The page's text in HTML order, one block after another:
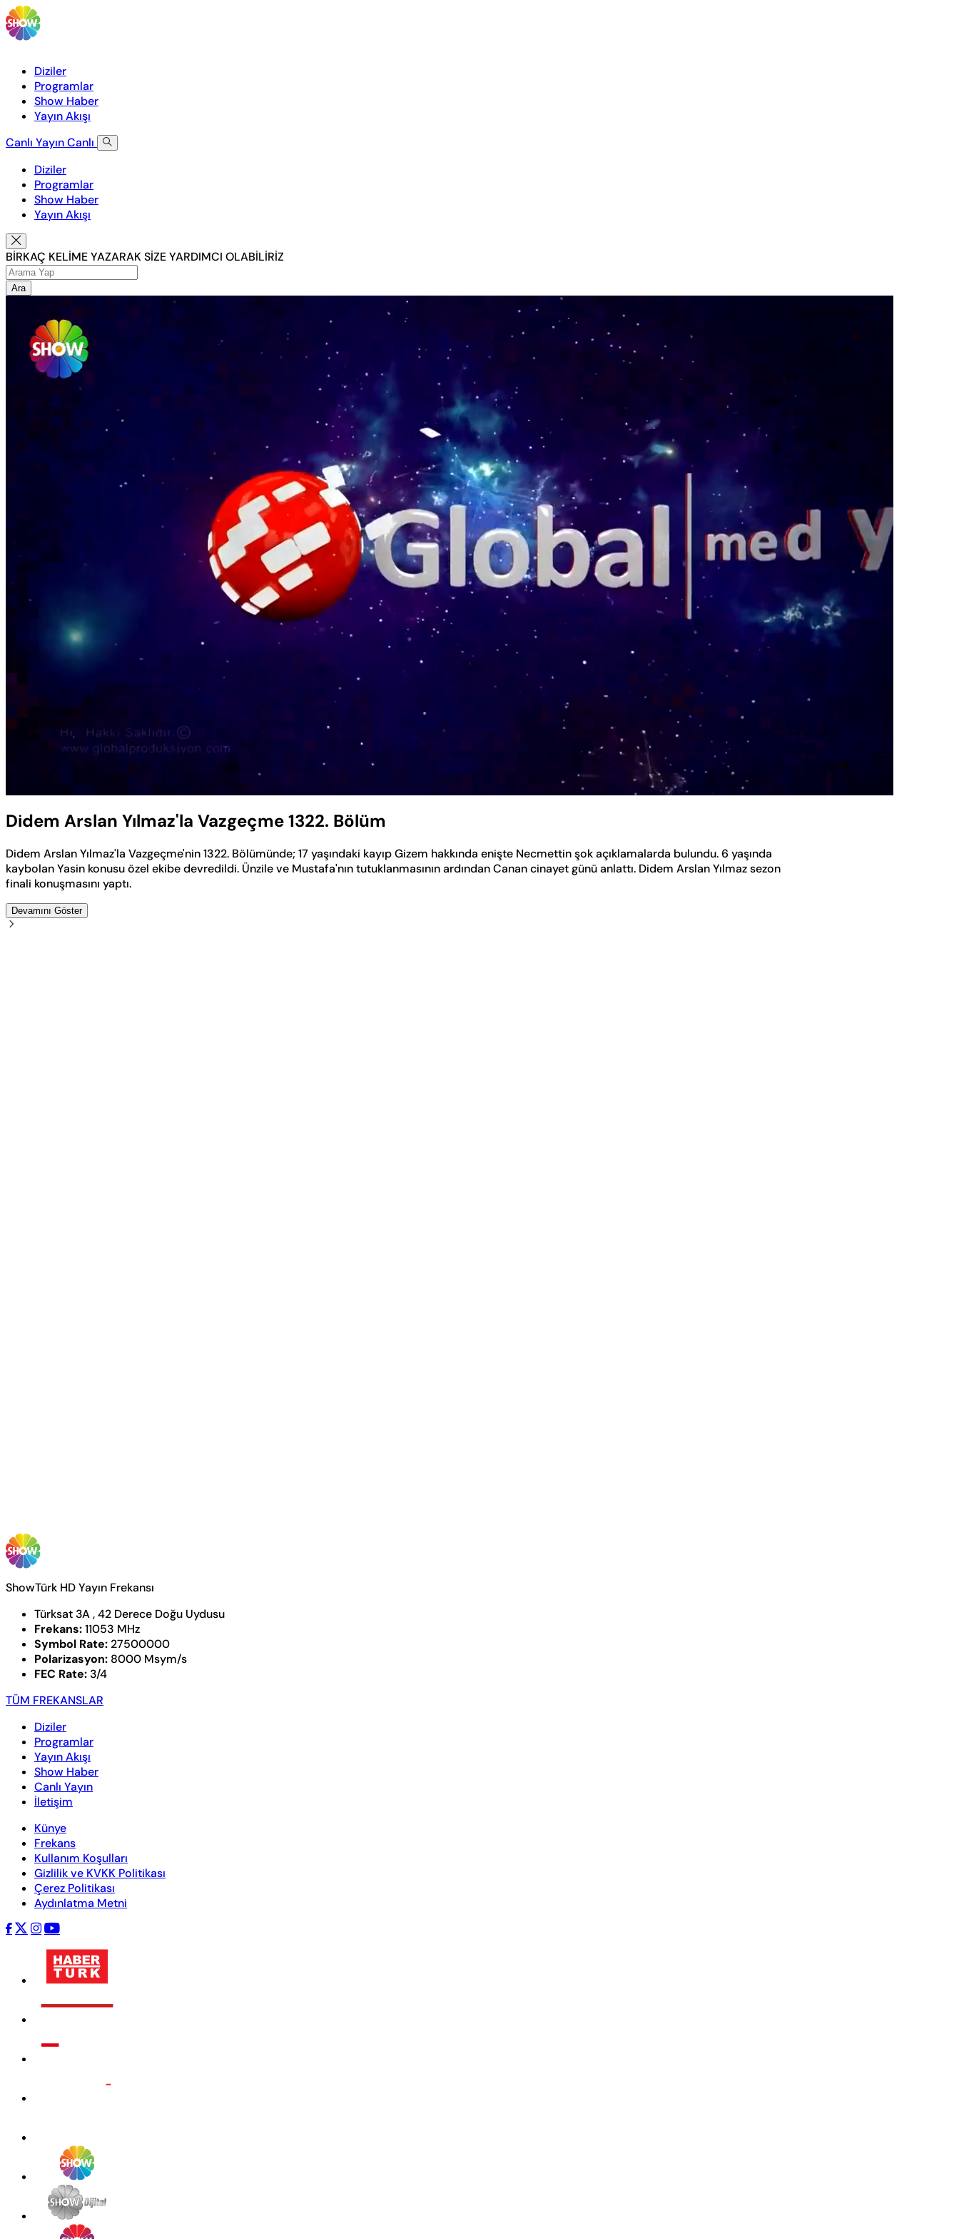
Diziler
Programlar
Show Haber
Yayın Akışı
Canlı YayınCanlı
Diziler
Programlar
Show Haber
Yayın Akışı
BİRKAÇ KELİME YAZARAK SİZE YARDIMCI OLABİLİRİZ
Ara
Didem Arslan Yılmaz'la Vazgeçme 1322. Bölüm
Didem Arslan Yılmaz'la Vazgeçme'nin 1322. Bölümünde; 17 yaşındaki kayıp Gizem hakkında enişte Necmettin şok açıklamalarda bulundu. 6 yaşında
kaybolan Yasin konusu özel ekibe devredildi. Ünzile ve Mustafa'nın tutuklanmasının ardından Canan cinayet günü anlattı. Didem Arslan Yılmaz sezon
finali konuşmasını yaptı.
Devamını Göster
ShowTürk HD Yayın Frekansı
Türksat 3A , 42 Derece Doğu Uydusu
Frekans:11053 MHz
Symbol Rate: 27500000
Polarizasyon: 8000 Msym/s
FEC Rate: 3/4
TÜM FREKANSLAR
Diziler
Programlar
Yayın Akışı
Show Haber
Canlı Yayın
İletişim
Künye
Frekans
Kullanım Koşulları
Gizlilik ve KVKK Politikası
Çerez Politikası
Aydınlatma Metni